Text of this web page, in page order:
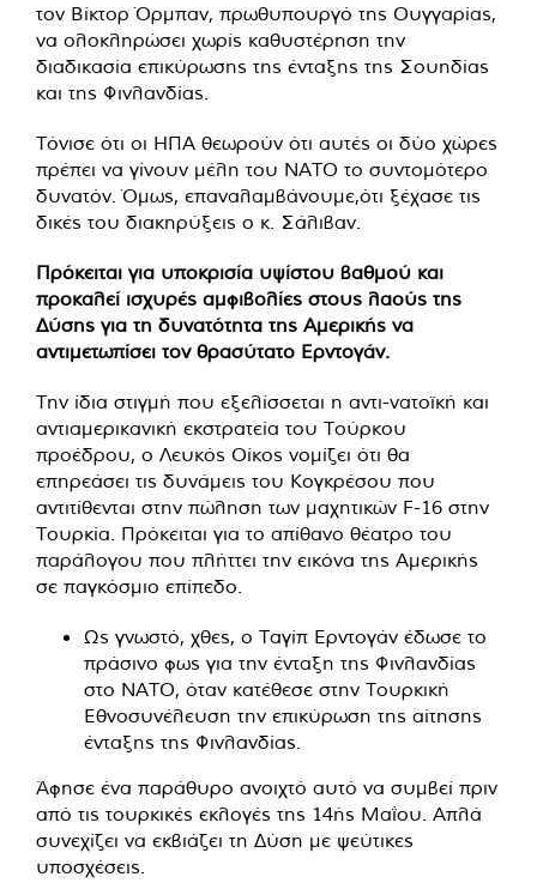
τον Βίκτορ Όρμπαν, πρωθυπουργό της Ουγγαρίας,
να ολοκληρώσει χωρίς καθυστέρηση την
διαδικασία επικύρωσης της ένταξης της Σουηδίας
και της Φινλανδίας.
Τόνισε ότι οι ΗΠΑ θεωρούν ότι αυτές οι δύο χώρες
πρέπει να γίνουν μέλη του ΝΑΤΟ το συντομότερο
δυνατόν. Όμως, επαναλαμβάνουμε,ότι ξέχασε τις
δικές του διακηρύξεις ο κ. Σάλιβαν.
Πρόκειται για υποκρισία υψίστου βαθμού και
προκαλεί ισχυρές αμφιβολίες στους λαούς της
Δύσης για τη δυνατότητα της Αμερικής να
αντιμετωπίσει τον θρασύτατο Ερντογάν.
Την ίδια στιγμή που εξελίσσεται η αντι-νατοϊκή και
αντιαμερικανική εκστρατεία του Τούρκου
προέδρου, ο Λευκός Οίκος νομίζει ότι θα
επηρεάσει τις δυνάμεις του Κογκρέσου που
αντιτίθενται στην πώληση των μαχητικών F-16 στην
Τουρκία. Πρόκειται για το απίθανο θέατρο του
παράλογου που πλήττει την εικόνα της Αμερικής
σε παγκόσμιο επίπεδο.
Ως γνωστό, χθες, ο Ταγίπ Ερντογάν έδωσε το
πράσινο φως για την ένταξη της Φινλανδίας
στο ΝΑΤΟ, όταν κατέθεσε στην Τουρκική
Εθνοσυνέλευση την επικύρωση της αίτησης
ένταξης της Φινλανδίας.
Άφησε ένα παράθυρο ανοιχτό αυτό να συμβεί πριν
από τις τουρκικές εκλογές της 14ής Μαΐου. Απλά
συνεχίζει να εκβιάζει τη Δύση με ψεύτικες
υποσχέσεις.